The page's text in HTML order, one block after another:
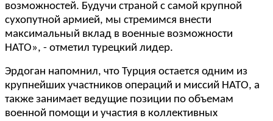
возможностей. Будучи страной с самой крупной
сухопутной армией, мы стремимся внести
максимальный вклад в военные возможности
НАТО», - отметил турецкий лидер.
Эрдоган напомнил, что Турция остается одним из
крупнейших участников операций и миссий НАТО, а
также занимает ведущие позиции по объемам
военной помощи и участия в коллективных